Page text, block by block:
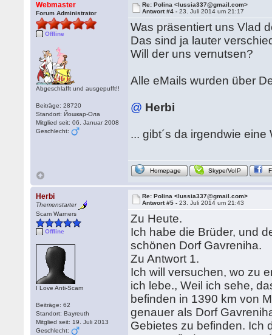
Webmaster
Forum Administrator
Offline
Abgeschlafft und ausgepufft!!
Beiträge: 28720
Standort: Йошкар-Ола
Mitglied seit: 06. Januar 2008
Geschlecht:
Re: Polina <lussia337@gmail.com>
Antwort #4 -23. Juli 2014 um 21:17
Was präsentiert uns Vlad
Das sind ja lauter
Will der uns vernutsen?
Alle eMails wurden über
@ Herbi
... gibt´s da irgendwie
Homepage Skype/VoIP
Herbi
Themenstarter
Scam Warners
Offline
I Love Anti-Scam
Beiträge: 62
Standort: Bayreuth
Mitglied seit: 19. Juli 2013
Geschlecht:
Re: Polina <lussia337@gmail.com>
Antwort #5 -23. Juli 2014 um 21:43
Zu Heute.
Ich habe die Brüder, und
schönen Dorf Gavreniha.
Zu Antwort 1.
Ich will versuchen, wo zu
ich lebe., Weil ich sehe,
befinden in 1390 km von
genauer als Dorf
Gebietes zu befinden. Ich